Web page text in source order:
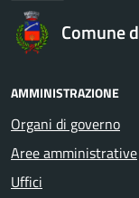
Comune
AMMINISTRAZIONE
Organi di governo
Aree amministrative
Uffici